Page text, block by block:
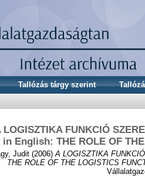
Tallózás tárgy szerint
LOGISZTIKA FUNKCIÓ
in English: THE ROLE OF
Judit (2006) A LOGISZTIKA
THE ROLE OF THE LOGISTICS